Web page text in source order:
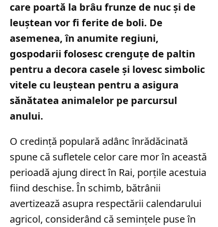
care poartă la brâu frunze de nuc și de
leuștean vor fi ferite de boli. De
asemenea, în anumite regiuni,
gospodarii folosesc crenguțe de paltin
pentru a decora casele și lovesc simbolic
vitele cu leuștean pentru a asigura
sănătatea animalelor pe parcursul
anului.
O credință populară adânc înrădăcinată
spune că sufletele celor care mor în această
perioadă ajung direct în Rai, porțile acestuia
fiind deschise. În schimb, bătrânii
avertizează asupra respectării calendarului
agricol, considerând că semințele puse în